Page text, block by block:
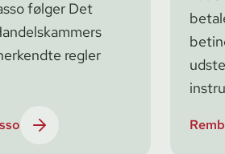
følger Det
regler